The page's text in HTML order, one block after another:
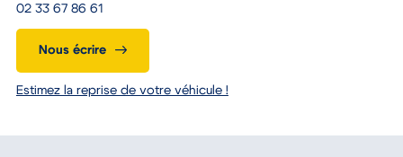
02 33 67 86 61
Nous écrire
Estimez la reprise de votre véhicule !